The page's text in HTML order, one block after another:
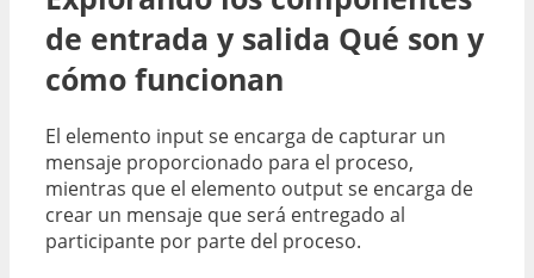
de entrada y salida Qué son y
cómo funcionan
El elemento inputse encarga de capturar un
mensaje proporcionado para el proceso,
mientras que el elemento outputse encarga de
crear un mensaje que será entregado al
participante por parte del proceso.